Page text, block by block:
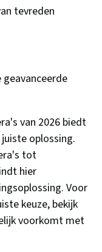
tevreden
van 2026 biedt
oplossing.
tot
hier
Voor
keuze, bekijk
voorkomt met